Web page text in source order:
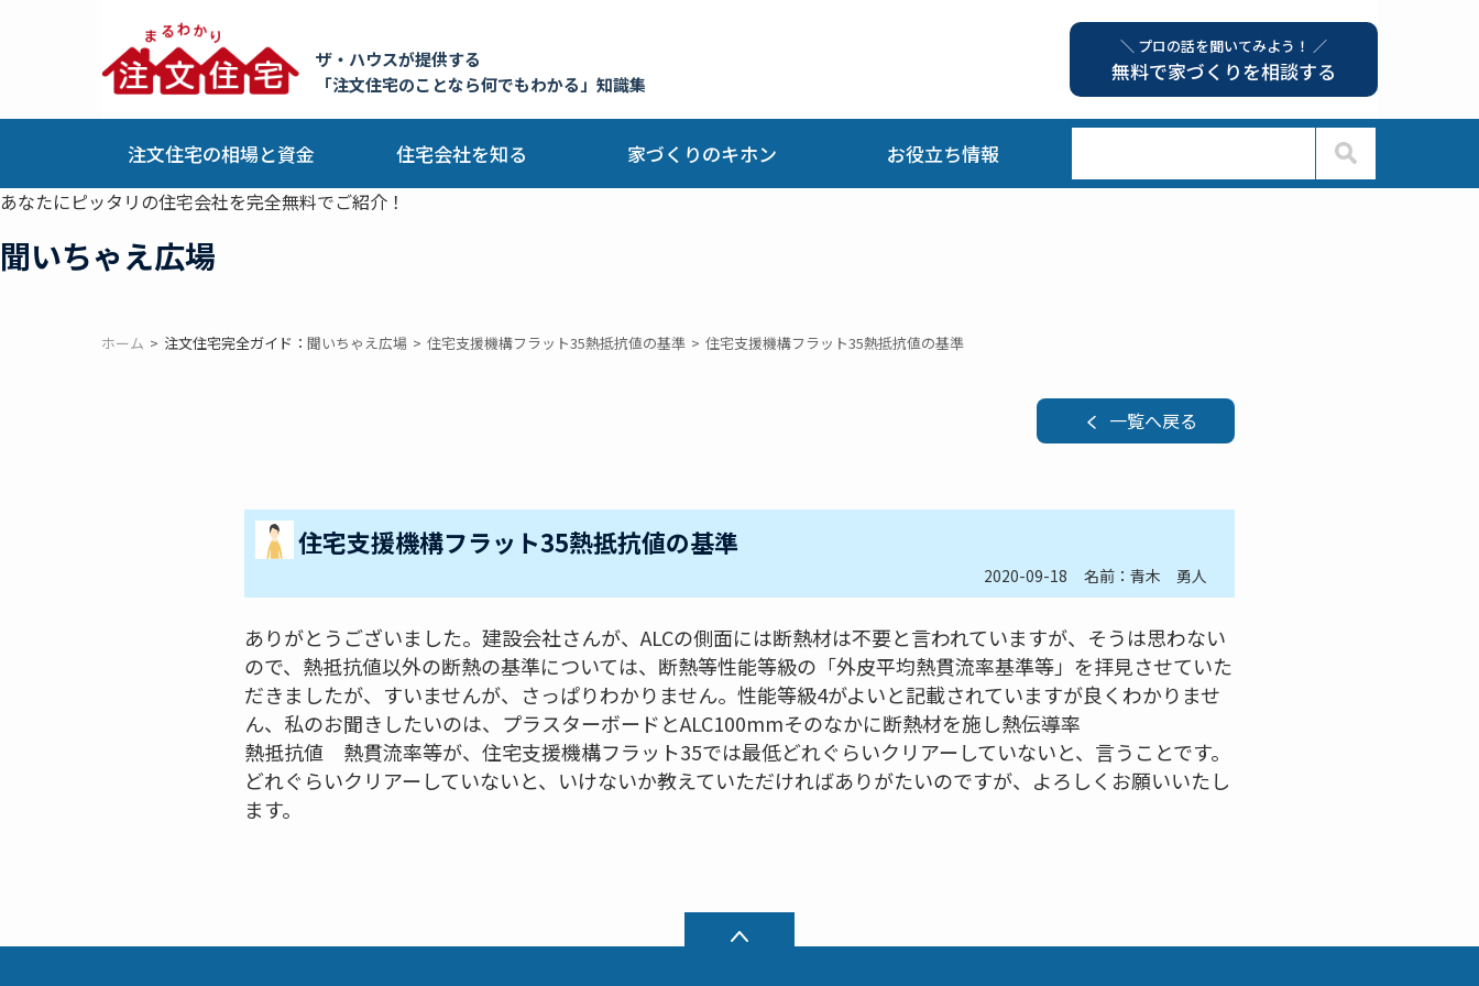
ザ・ハウスが提供する
「注文住宅のことなら何でもわかる」知識集
＼ プロの話を聞いてみよう！ ／
無料で家づくりを相談する
注文住宅の相場と資金 住宅会社を知る 家づくりのキホン お役立ち情報
あなたにピッタリの住宅会社を完全無料でご紹介！
聞いちゃえ広場
ホーム 注文住宅完全ガイド： 聞いちゃえ広場 住宅支援機構フラット35熱抵抗値の基準 住宅支援機構フラット35熱抵抗値の基準
一覧へ戻る
住宅支援機構フラット35熱抵抗値の基準
2020-09-18 名前：青木 勇人
ありがとうございました。建設会社さんが、ALCの側面には断熱材は不要と言われていますが、そうは思わない
ので、熱抵抗値以外の断熱の基準については、断熱等性能等級の「外皮平均熱貫流率基準等」を拝見させていた
だきましたが、すいませんが、さっぱりわかりません。性能等級4がよいと記載されていますが良くわかりませ
ん、私のお聞きしたいのは、プラスターボードとALC100mmそのなかに断熱材を施し熱伝導率
熱抵抗値 熱貫流率等が、住宅支援機構フラット35では最低どれぐらいクリアーしていないと、言うことです。
どれぐらいクリアーしていないと、いけないか教えていただければありがたいのですが、よろしくお願いいたし
ます。